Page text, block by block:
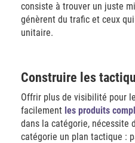
consiste à trouver un juste
génèrent du trafic et ceux
unitaire.
Construire les
Offrir plus de visibilité pour
facilement les produits
dans la catégorie, nécessite
catégorie un plan tactique :